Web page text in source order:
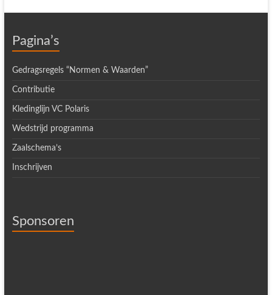
Pagina’s
Gedragsregels “Normen & Waarden”
Contributie
Kledinglijn VC Polaris
Wedstrijd programma
Zaalschema’s
Inschrijven
Sponsoren